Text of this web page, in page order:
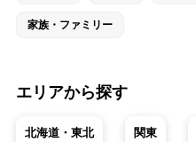
家族・ファミリー
エリアから探す
北海道・東北 関東